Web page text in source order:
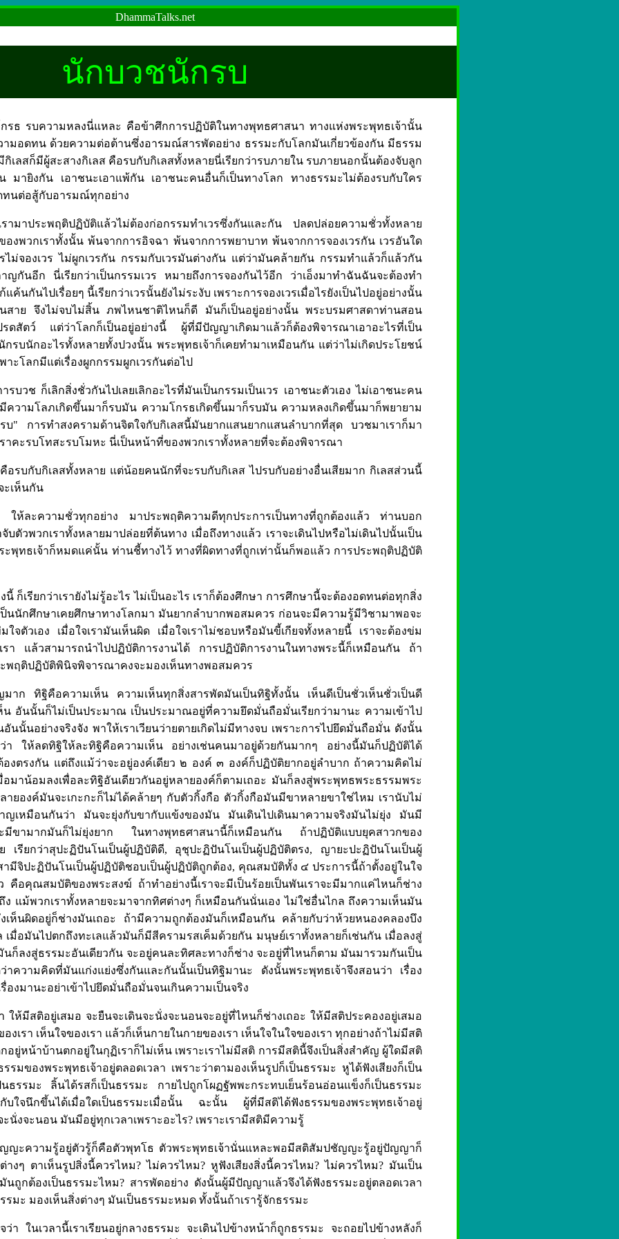
DhammaTalks.net
นักบวชนักรบ
รธ รบความหลงนี่แหละ คือข้าศึกการปฏิบัติในทางพุทธศาสนา ทางแห่งพระพุทธเจ้านั้น
ามอดทน ด้วยความต่อต้านซึ่งอารมณ์สารพัดอย่าง ธรรมะกับโลกมันเกี่ยวข้องกัน มีธรรม
เลสก็มีผู้สะสางกิเลส คือรบกับกิเลสทั้งหลายนี่เรียกว่ารบภายใน รบภายนอกนั้นต้องจับลูก
มายิงกัน เอาชนะเอาแพ้กัน เอาชนะคนอื่นก็เป็นทางโลก ทางธรรมะไม่ต้องรบกับใคร
ทนต่อสู้กับอารมณ์ทุกอย่าง
ามาประพฤติปฏิบัติแล้วไม่ต้องก่อกรรมทำเวรซึ่งกันและกัน ปลดปล่อยความชั่วทั้งหลาย
องพวกเราทั้งนั้น พ้นจากการอิจฉา พ้นจากการพยาบาท พ้นจากการจองเวรกัน เวรอันใด
รไม่จองเวร ไม่ผูกเวรกัน กรรมกับเวรมันต่างกัน แต่ว่ามันคล้ายกัน กรรมทำแล้วก็แล้วกัน
าญกันอีก นี่เรียกว่าเป็นกรรมเวร หมายถึงการจองกันไว้อีก ว่าเอ็งมาทำฉันฉันจะต้องทำ
ค้นกันไปเรื่อยๆ นี้เรียกว่าเวรนั้นยังไม่ระงับ เพราะการจองเวรเมื่อไรยังเป็นไปอยู่อย่างนั้น
นสาย จึงไม่จบไม่สิ้น ภพไหนชาติไหนก็ดี มันก็เป็นอยู่อย่างนั้น พระบรมศาสดาท่านสอน
สัตว์ แต่ว่าโลกก็เป็นอยู่อย่างนี้ ผู้ที่มีปัญญาเกิดมาแล้วก็ต้องพิจารณาเอาอะไรที่เป็น
รบนักอะไรทั้งหลายทั้งปวงนั้น พระพุทธเจ้าก็เคยทำมาเหมือนกัน แต่ว่าไม่เกิดประโยชน์
าะโลกมีแต่เรื่องผูกกรรมผูกเวรกันต่อไป
บวช ก็เลิกสิ่งชั่วกันไปเลยเลิกอะไรที่มันเป็นกรรมเป็นเวร เอาชนะตัวเอง ไม่เอาชนะคน
ความโลภเกิดขึ้นมาก็รบมัน ความโกรธเกิดขึ้นมาก็รบมัน ความหลงเกิดขึ้นมาก็พยายาม
" การทำสงครามด้านจิตใจกับกิเลสนี้มันยากแสนยากแสนลำบากที่สุด บวชมาเราก็มา
าคะรบโทสะรบโมหะ นี่เป็นหน้าที่ของพวกเราทั้งหลายที่จะต้องพิจารณา
อรบกับกิเลสทั้งหลาย แต่น้อยคนนักที่จะรบกับกิเลส ไปรบกับอย่างอื่นเสียมาก กิเลสส่วนนี้
ะเห็นกัน
ให้ละความชั่วทุกอย่าง มาประพฤติความดีทุกประการเป็นทางที่ถูกต้องแล้ว ท่านบอก
บตัวพวกเราทั้งหลายมาปล่อยที่ต้นทาง เมื่อถึงทางแล้ว เราจะเดินไปหรือไม่เดินไปนั้นเป็น
ระพุทธเจ้าก็หมดแค่นั้น ท่านชี้ทางไว้ ทางที่ผิดทางที่ถูกเท่านั้นก็พอแล้ว การประพฤติปฏิบัติ
นี้ ก็เรียกว่าเรายังไม่รู้อะไร ไม่เป็นอะไร เราก็ต้องศึกษา การศึกษานี้จะต้องอดทนต่อทุกสิ่ง
ป็นนักศึกษาเคยศึกษาทางโลกมา มันยากลำบากพอสมควร ก่อนจะมีความรู้มีวิชามาพอจะ
จตัวเอง เมื่อใจเรามันเห็นผิด เมื่อใจเราไม่ชอบหรือมันขี้เกียจทั้งหลายนี้ เราจะต้องข่ม
เรา แล้วสามารถนำไปปฏิบัติการงานได้ การปฏิบัติการงานในทางพระนี้ก็เหมือนกัน ถ้า
ะพฤติปฏิบัติพินิจพิจารณาคงจะมองเห็นทางพอสมควร
มาก ทิฐิคือความเห็น ความเห็นทุกสิ่งสารพัดมันเป็นทิฐิทั้งนั้น เห็นดีเป็นชั่วเห็นชั่วเป็นดี
น อันนั้นก็ไม่เป็นประมาณ เป็นประมาณอยู่ที่ความยึดมั่นถือมั่นเรียกว่ามานะ ความเข้าไป
นนั้นอย่างจริงจัง พาให้เราเวียนว่ายตายเกิดไม่มีทางจบ เพราะการไปยึดมั่นถือมั่น ดังนั้น
ว่า ให้ลดทิฐิให้ละทิฐิคือความเห็น อย่างเช่นคนมาอยู่ด้วยกันมากๆ อย่างนี้มันก็ปฏิบัติได้
องตรงกัน แต่ถึงแม้ว่าจะอยู่องค์เดียว ๒ องค์ ๓ องค์ก็ปฏิบัติยากอยู่ลำบาก ถ้าความคิดไม่
มาน้อมลงเพื่อละทิฐิอันเดียวกันอยู่หลายองค์ก็ตามเถอะ มันก็ลงสู่พระพุทธพระธรรมพระ
ยองค์มันจะเกะกะก็ไม่ได้คล้ายๆ กับตัวกิ้งกือ ตัวกิ้งกือมันมีขาหลายขาใช่ไหม เรานับไม่
เหมือนกันว่า มันจะยุ่งกับขากับแข้งของมัน มันเดินไปเดินมาความจริงมันไม่ยุ่ง มันมี
ะมีขามากมันก็ไม่ยุ่งยาก ในทางพุทธศาสนานี้ก็เหมือนกัน ถ้าปฏิบัติแบบยุคสาวกของ
เรียกว่าสุปะฏิปันโนเป็นผู้ปฏิบัติดี, อุชุปะฏิปันโนเป็นผู้ปฏิบัติตรง, ญายะปะฏิปันโนเป็นผู้
มีจิปะฏิปันโนเป็นผู้ปฏิบัติชอบเป็นผู้ปฏิบัติถูกต้อง, คุณสมบัติทั้ง ๔ ประการนี้ถ้าตั้งอยู่ในใจ
คือคุณสมบัติของพระสงฆ์ ถ้าทำอย่างนี้เราจะมีเป็นร้อยเป็นพันเราจะมีมากแค่ไหนก็ช่าง
ง แม้พวกเราทั้งหลายจะมาจากทิศต่างๆ ก็เหมือนกันนั่นเอง ไม่ใช่อื่นไกล ถึงความเห็นมัน
เห็นผิดอยู่ก็ช่างมันเถอะ ถ้ามีความถูกต้องมันก็เหมือนกัน คล้ายกับว่าห้วยหนองคลองบึง
เมื่อมันไปตกถึงทะเลแล้วมันก็มีสีครามรสเค็มด้วยกัน มนุษย์เราทั้งหลายก็เช่นกัน เมื่อลงสู่
ก็ลงสู่ธรรมะอันเดียวกัน จะอยู่คนละทิศละทางก็ช่าง จะอยู่ที่ไหนก็ตาม มันมารวมกันเป็น
าความคิดที่มันแก่งแย่งซึ่งกันและกันนั้นเป็นทิฐิมานะ ดังนั้นพระพุทธเจ้าจึงสอนว่า เรื่อง
องมานะอย่าเข้าไปยึดมั่นถือมั่นจนเกินความเป็นจริง
ห้มีสติอยู่เสมอ จะยืนจะเดินจะนั่งจะนอนจะอยู่ที่ไหนก็ช่างเถอะ ให้มีสติประคองอยู่เสมอ
องเรา เห็นใจของเรา แล้วก็เห็นกายในกายของเรา เห็นใจในใจของเรา ทุกอย่างถ้าไม่มีสติ
กอยู่หน้าบ้านตกอยู่ในกุฏิเราก็ไม่เห็น เพราะเราไม่มีสติ การมีสตินี้จึงเป็นสิ่งสำคัญ ผู้ใดมีสติ
รมของพระพุทธเจ้าอยู่ตลอดเวลา เพราะว่าตามองเห็นรูปก็เป็นธรรมะ หูได้ฟังเสียงก็เป็น
ธรรมะ ลิ้นได้รสก็เป็นธรรมะ กายไปถูกโผฏฐัพพะกระทบเย็นร้อนอ่อนแข็งก็เป็นธรรมะ
บใจนึกขึ้นได้เมื่อใดเป็นธรรมะเมื่อนั้น ฉะนั้น ผู้ที่มีสติได้ฟังธรรมของพระพุทธเจ้าอยู่
ะนั่งจะนอน มันมีอยู่ทุกเวลาเพราะอะไร? เพราะเรามีสติมีความรู้
ญะความรู้อยู่ตัวรู้ก็คือตัวพุทโธ ตัวพระพุทธเจ้านั่นแหละพอมีสติสัมปชัญญะรู้อยู่ปัญญาก็
างๆ ตาเห็นรูปสิ่งนี้ควรไหม? ไม่ควรไหม? หูฟังเสียงสิ่งนี้ควรไหม? ไม่ควรไหม? มันเป็น
ถูกต้องเป็นธรรมะไหม? สารพัดอย่าง ดังนั้นผู้มีปัญญาแล้วจึงได้ฟังธรรมะอยู่ตลอดเวลา
รมะ มองเห็นสิ่งต่างๆ มันเป็นธรรมะหมด ทั้งนั้นถ้าเรารู้จักธรรมะ
ว่า ในเวลานี้เราเรียนอยู่กลางธรรมะ จะเดินไปข้างหน้าก็ถูกธรรมะ จะถอยไปข้างหลังก็